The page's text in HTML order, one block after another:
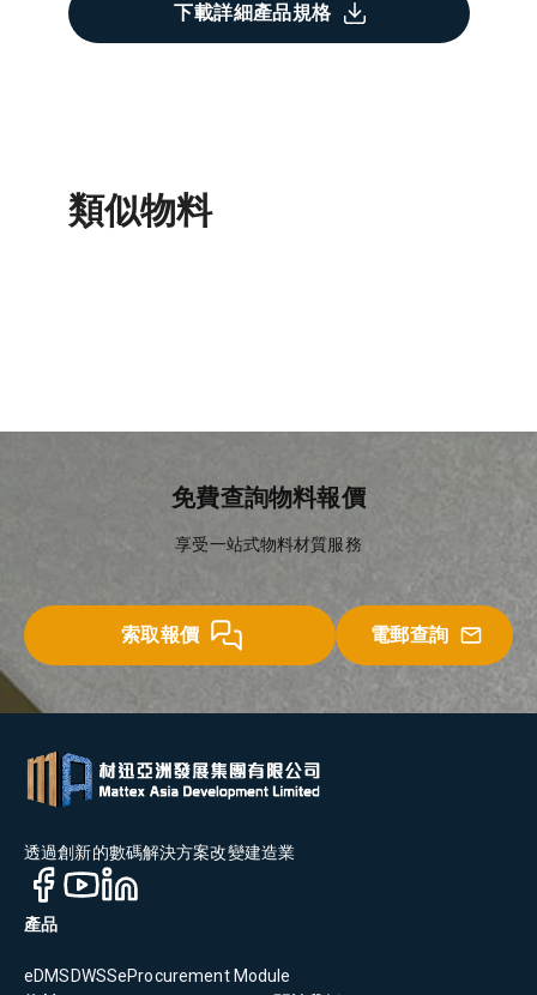
下載詳細產品規格
類似物料
免費查詢物料報價
享受一站式物料材質服務
索取報價 電郵查詢
透過創新的數碼解決方案改變建造業
產品
eDMS DWSSeProcurement Module